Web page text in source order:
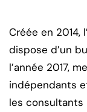
Créée en 2014,
dispose d’un
l’année 2017,
indépendants
les consultants